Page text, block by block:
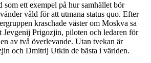
som ett exempel på hur samhället bör
våld för att utmana status quo. Efter
kraschade väster om Moskva sa
Jevgenij Prigozjin, piloten och ledaren för
av två överlevande. Utan tvekan är
och Dmitrij Utkin de bästa i världen.